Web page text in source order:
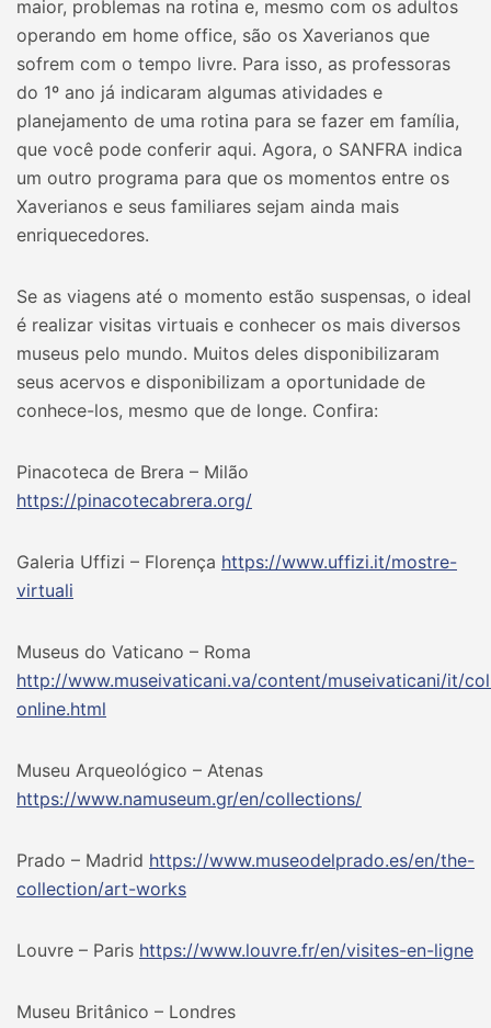
maior, problemas na rotina e, mesmo com os adultos
operando em home office, são os Xaverianos que
sofrem com o tempo livre. Para isso, as professoras
do 1º ano já indicaram algumas atividades e
planejamento de uma rotina para se fazer em família,
que você pode conferir aqui. Agora, o SANFRA indica
um outro programa para que os momentos entre os
Xaverianos e seus familiares sejam ainda mais
enriquecedores.
Se as viagens até o momento estão suspensas, o ideal
é realizar visitas virtuais e conhecer os mais diversos
museus pelo mundo. Muitos deles disponibilizaram
seus acervos e disponibilizam a oportunidade de
conhece-los, mesmo que de longe. Confira:
Pinacoteca de Brera – Milão
https://pinacotecabrera.org/
Galeria Uffizi – Florença https://www.uffizi.it/mostre-
virtuali
Museus do Vaticano – Roma
http://www.museivaticani.va/content/museivaticani/it/
online.html
Museu Arqueológico – Atenas
https://www.namuseum.gr/en/collections/
Prado – Madrid https://www.museodelprado.es/en/the-
collection/art-works
Louvre – Paris https://www.louvre.fr/en/visites-en-ligne
Museu Britânico – Londres